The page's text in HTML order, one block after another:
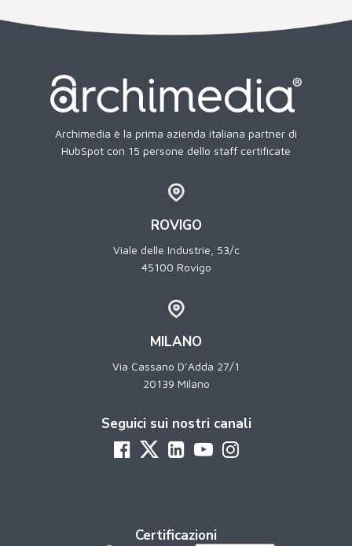
Archimedia è la prima azienda italiana partner di
HubSpot con 15 persone dello staff certificate
ROVIGO
Viale delle Industrie, 53/c
45100 Rovigo
MILANO
Via Cassano D’Adda 27/1
20139 Milano
Seguici sui nostri canali
Certificazioni